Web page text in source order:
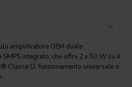
amplificatore OEM duale
integrato, che offre 2 x 50 W su 4
Classe D, funzionamento universale e